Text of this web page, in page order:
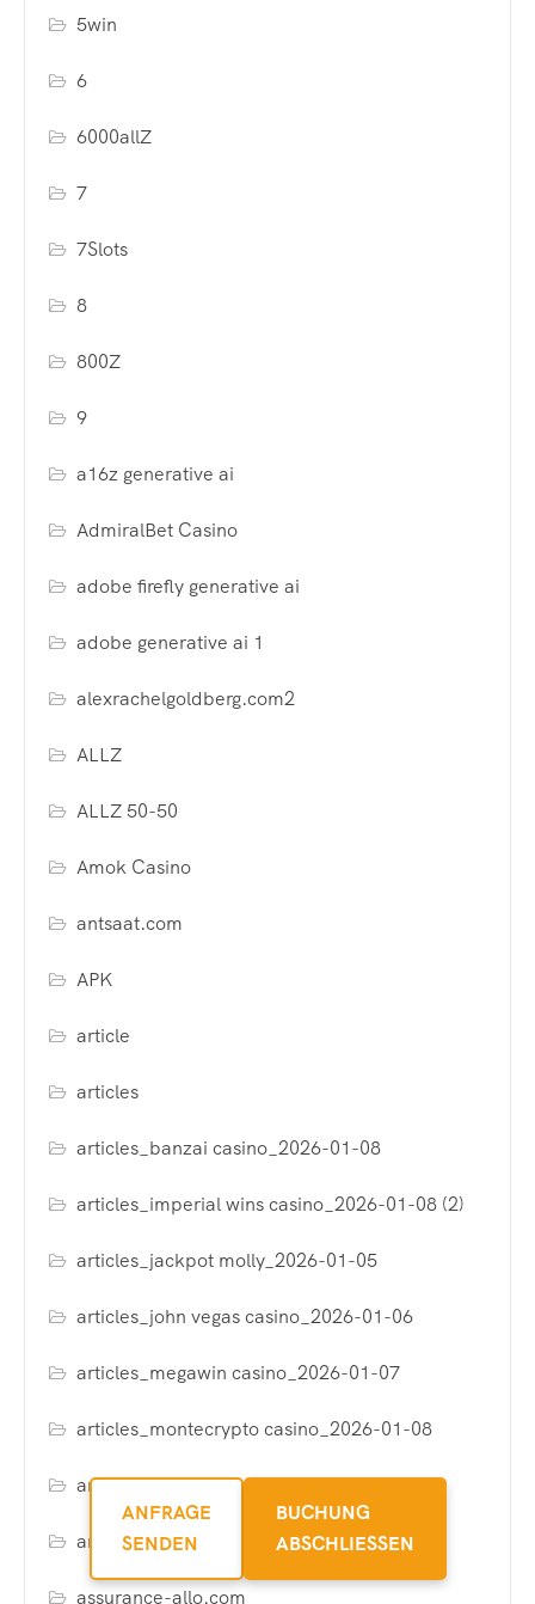
5win
6
6000allZ
7
7Slots
8
800Z
9
a16z generative ai
AdmiralBet Casino
adobe firefly generative ai
adobe generative ai 1
alexrachelgoldberg.com2
ALLZ
ALLZ 50-50
Amok Casino
antsaat.com
APK
article
articles
articles_banzai casino_2026-01-08
articles_imperial wins casino_2026-01-08 (2)
articles_jackpot molly_2026-01-05
articles_john vegas casino_2026-01-06
articles_megawin casino_2026-01-07
articles_montecrypto casino_2026-01-08
articles_rabbit win casino_2026-01-08
articles_win vegas plus casino_2026-01-07
assurance-allo.com
ANFRAGE
SENDEN
BUCHUNG
ABSCHLIESSEN